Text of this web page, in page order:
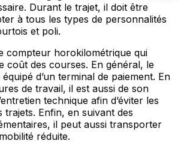
Durant le trajet, il doit être
à tous les types de personnalités
et poli.
compteur horokilométrique qui
coût des courses. En général, le
d’un terminal de paiement. En
de travail, il est aussi de son
technique afin d’éviter les
trajets. Enfin, en suivant des
il peut aussi transporter
réduite.